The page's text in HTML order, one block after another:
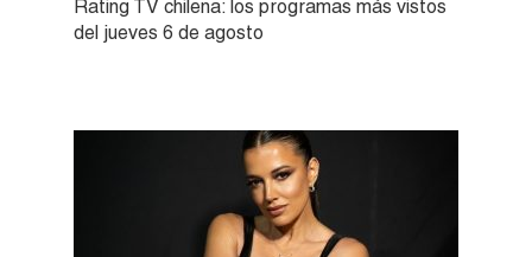
Rating TV chilena: los programas más vistos
del jueves 6 de agosto